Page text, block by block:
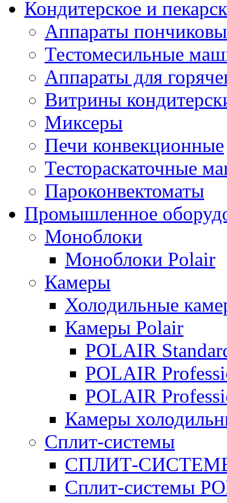
Кондитерское и
Аппараты
Тестомесильные
Аппараты для
Витрины
Миксеры
Печи конвекционные
Тестораскаточные
Пароконвектоматы
Промышленное
Моноблоки
Моноблоки Polair
Камеры
Холодильные
Камеры Polair
POLAIR
POLAIR
POLAIR
Камеры
Сплит-системы
СПЛИТ-
Сплит-системы